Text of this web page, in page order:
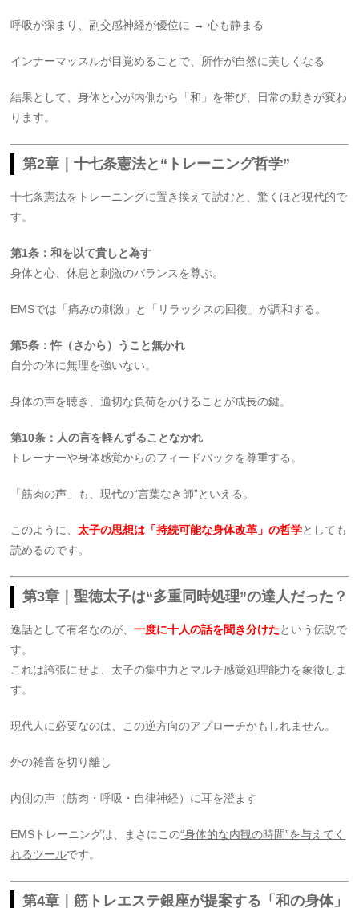
呼吸が深まり、副交感神経が優位に → 心も静まる
インナーマッスルが目覚めることで、所作が自然に美しくなる
結果として、身体と心が内側から「和」を帯び、日常の動きが変わ
ります。
第2章｜十七条憲法と“トレーニング哲学”
十七条憲法をトレーニングに置き換えて読むと、驚くほど現代的で
す。
第1条：和を以て貴しと為す
身体と心、休息と刺激のバランスを尊ぶ。
EMSでは「痛みの刺激」と「リラックスの回復」が調和する。
第5条：忤（さから）うこと無かれ
自分の体に無理を強いない。
身体の声を聴き、適切な負荷をかけることが成長の鍵。
第10条：人の言を軽んずることなかれ
トレーナーや身体感覚からのフィードバックを尊重する。
「筋肉の声」も、現代の“言葉なき師”といえる。
このように、太子の思想は「持続可能な身体改革」の哲学としても
読めるのです。
第3章｜聖徳太子は“多重同時処理”の達人だった？
逸話として有名なのが、一度に十人の話を聞き分けたという伝説で
す。
これは誇張にせよ、太子の集中力とマルチ感覚処理能力を象徴しま
す。
現代人に必要なのは、この逆方向のアプローチかもしれません。
外の雑音を切り離し
内側の声（筋肉・呼吸・自律神経）に耳を澄ます
EMSトレーニングは、まさにこの“身体的な内観の時間”を与えてく
れるツールです。
第4章｜筋トレエステ銀座が提案する「和の身体」